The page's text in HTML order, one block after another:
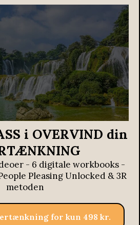
i OVERVIND din
- 6 digitale workbooks -
Pleasing Unlocked & 3R
metoden
for kun 498 kr.